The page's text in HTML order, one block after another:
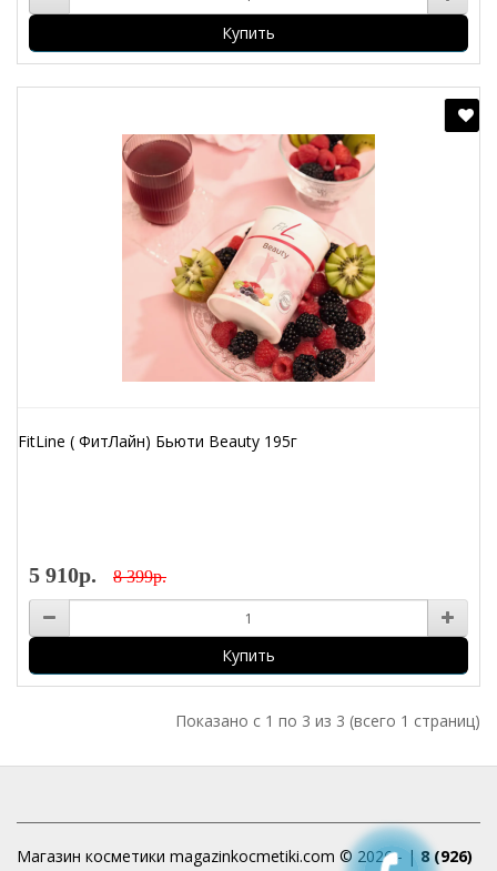
Купить
FitLine ( ФитЛайн) Бьюти Beauty 195г
5 910р. 8 399р.
Купить
Показано с 1 по 3 из 3 (всего 1 страниц)
Магазин косметики magazinkocmetiki.com © 2026 - |8 (926)